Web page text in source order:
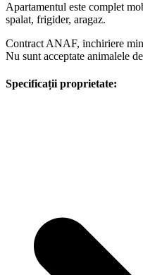
Apartamentul este complet
spalat, frigider, aragaz.
Contract ANAF, inchiriere
Nu sunt acceptate animalele
Specificații proprietate: